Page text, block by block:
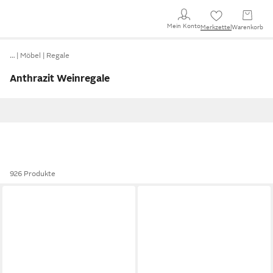
Mein KontoMerkzettel Warenkorb
… Möbel Regale
Anthrazit Weinregale
926 Produkte